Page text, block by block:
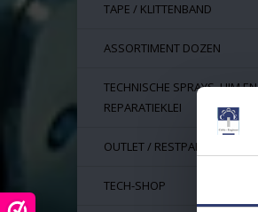
TAPE / KLITTENBAND
ASSORTIMENT DOZEN
TECHNISCHE SPRAYS, LIJM EN
REPARATIEKLEI
OUTLET / RESTPARTIJEN
TECH-SHOP